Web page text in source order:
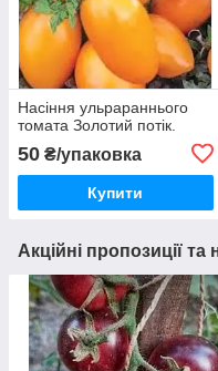
Насіння ульрараннього
томата Золотий потік.
50 ₴/упаковка
Купити
Акційні пропозиції та